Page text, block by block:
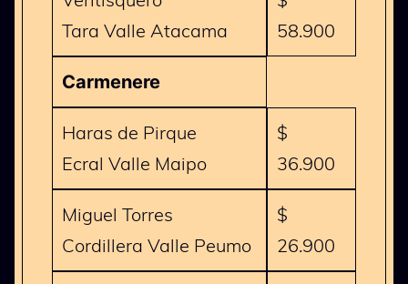
Tara Valle Atacama
58.900
Carmenere
Haras de Pirque
Ecral Valle Maipo
$
36.900
Miguel Torres
Cordillera Valle Peumo
$
26.900